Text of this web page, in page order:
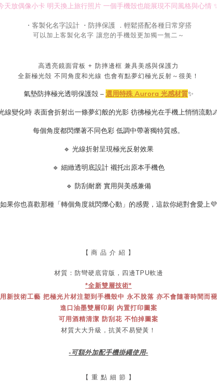
天放偶像小卡 明天換上旅行照片 一個手機殼也能展現不同風格與心情
・客製化名字設計 ・防摔保護 ．輕鬆搭配各種日常穿搭
可以加上客製化名字 讓您的手機殼更加獨一無二～
高透亮鏡面背板 + 防摔邊框 兼具美感與保護力
全新極光殻 不同角度和光線 也會有點夢幻極光反射～很美！
氣墊防摔極光透明保護殻 – 選用特殊 Aurora 光感材質✨
線變化時 表面會折射出一條夢幻般的光影 彷彿極光在手機上悄悄流動
每個角度都閃爍著不同色彩 低調中帶著獨特質感。
🔹 光線折射呈現極光反射效果
🔹 細緻透明底設計 襯托出原本手機色
🔹 防刮耐磨 實用與美感兼備
如果你也喜歡那種「轉個角度就閃爍心動」的感覺，這款你絕對會愛上💜
【 商 品 介 紹 】
材質：防彎硬底背版，四邊TPU軟邊
*全新雙層技術*
新技術工藝 把極光片材注塑到手機殼中 永不脫落 亦不會隨著時間而
進口油墨雙層印刷 內置打印圖案
可用酒精清潔 防刮花 不怕掉圖案
材質大大升級，抗黃不易變黃！
-可額外加配手機掛繩使用-
【 重 點 細 節 】